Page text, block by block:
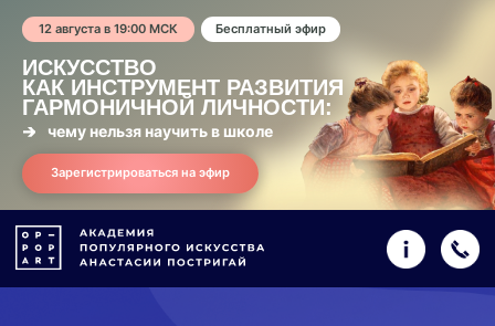
ИСКУССТВО
КАК ИНСТРУМЕНТ РАЗВИТИЯ
ГАРМОНИЧНОЙ ЛИЧНОСТИ:
чему нельзя научить в школе
12 августа в 19:00 МСК Бесплатный эфир
ТОЛЬКО 18 МЕСТ